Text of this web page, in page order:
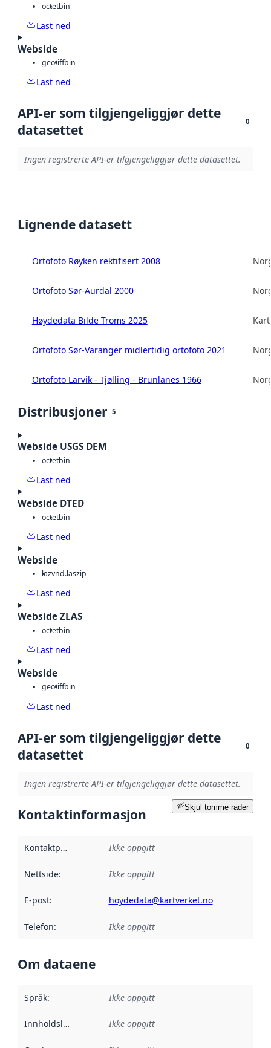
octetbin
Last ned
Webside
geotiffbin
Last ned
API-er som tilgjengeliggjør dette
datasettet
0
Ingen registrerte API-er tilgjengeliggjør dette datasettet.
Lignende datasett
Ortofoto Røyken rektifisert 2008
Ortofoto Sør-Aurdal 2000
Høydedata Bilde Troms 2025
Ortofoto Sør-Varanger midlertidig ortofoto 2021
Ortofoto Larvik - Tjølling - Brunlanes 1966
Distribusjoner 5
Webside USGS DEM
octetbin
Last ned
Webside DTED
octetbin
Last ned
Webside
lazvnd.laszip
Last ned
Webside ZLAS
octetbin
Last ned
Webside
geotiffbin
Last ned
API-er som tilgjengeliggjør dette
datasettet
0
Ingen registrerte API-er tilgjengeliggjør dette datasettet.
Skjul tomme rader
Kontaktinformasjon
Kontaktpunkt Ikke oppgitt
Nettside: Ikke oppgitt
E-post: hoydedata@kartverket.no
Telefon: Ikke oppgitt
Om dataene
Språk: Ikke oppgitt
Innholdsleverandører :
Ikke oppgitt